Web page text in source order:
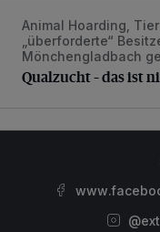
Qualzucht – das ist
Animal Hoarding,
„überforderte“
Mönchengladbach
Qualzucht – das ist